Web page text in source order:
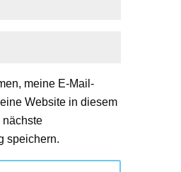
meine E-Mail-
Website in diesem
nächste
speichern.